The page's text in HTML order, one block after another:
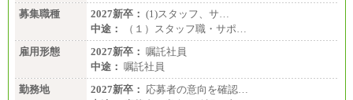
募集職種
2027新卒： (1)スタッフ、サ…
中途：
（１）スタッフ職・サポ…
雇用形態
2027新卒： 嘱託社員
中途： 嘱託社員
勤務地
2027新卒： 応募者の意向を確認…